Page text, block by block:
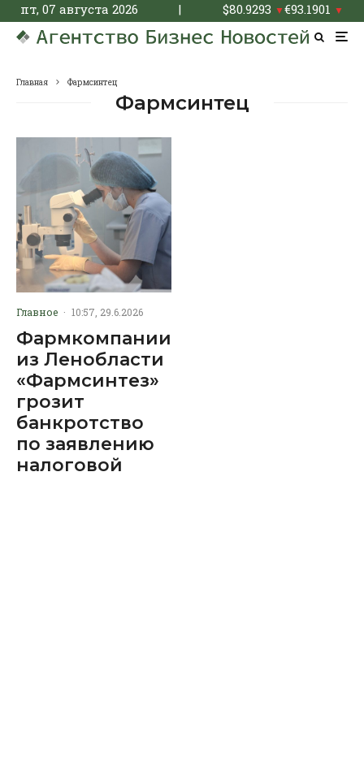
пт, 07 августа 2026 | $80.9293 ▼€93.1901 ▼
Главная Фармсинтец
Фармсинтец
Главное · 10:57, 29.6.2026
Фармкомпании
из Ленобласти
«Фармсинтез»
грозит
банкротство
по заявлению
налоговой